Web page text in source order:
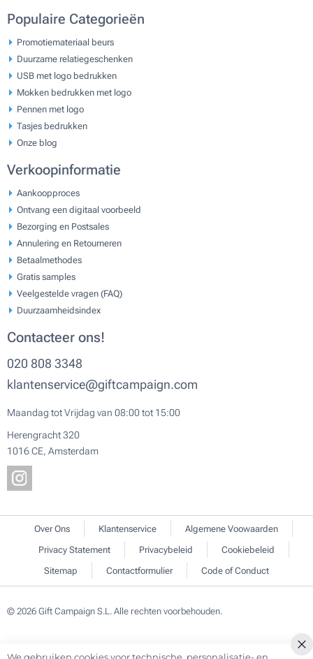
Populaire Categorieën
Promotiemateriaal beurs
Duurzame relatiegeschenken
USB met logo bedrukken
Mokken bedrukken met logo
Pennen met logo
Tasjes bedrukken
Onze blog
Verkoopinformatie
Aankoopproces
Ontvang een digitaal voorbeeld
Bezorging en Postsales
Annulering en Retourneren
Betaalmethodes
Gratis samples
Veelgestelde vragen (FAQ)
Duurzaamheidsindex
Contacteer ons!
020 808 3348
klantenservice@giftcampaign.com
Maandag tot Vrijdag van 08:00 tot 15:00
Herengracht 320
1016 CE, Amsterdam
Over Ons Klantenservice
Algemene Voowaarden
Privacy Statement
Privacybeleid
Cookiebeleid
Sitemap
Contactformulier Code of Conduct
© 2026 Gift Campaign S.L. Alle rechten voorbehouden.